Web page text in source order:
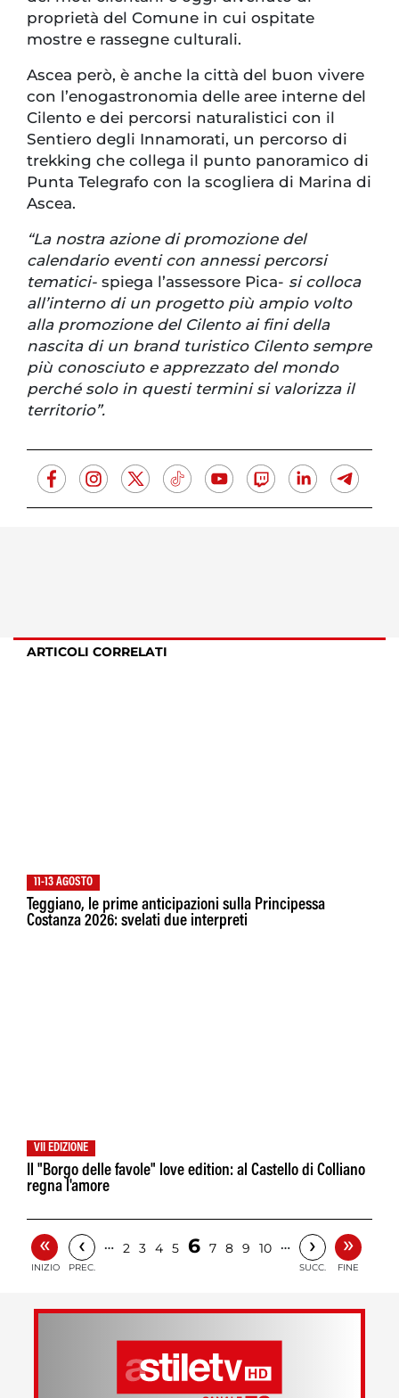
proprietà del Comune in cui ospitate
mostre e rassegne culturali.
Ascea però, è anche la città del buon vivere
con l’enogastronomia delle aree interne del
Cilento e dei percorsi naturalistici con il
Sentiero degli Innamorati, un percorso di
trekking che collega il punto panoramico di
Punta Telegrafo con la scogliera di Marina di
Ascea.
“La nostra azione di promozione del
calendario eventi con annessi percorsi
tematici- spiega l’assessore Pica- si colloca
all’interno di un progetto più ampio volto
alla promozione del Cilento ai fini della
nascita di un brand turistico Cilento sempre
più conosciuto e apprezzato del mondo
perché solo in questi termini si valorizza il
territorio”.
ARTICOLI CORRELATI
11-13 AGOSTO
Teggiano, le prime anticipazioni sulla Principessa
Costanza 2026: svelati due interpreti
VII EDIZIONE
Il "Borgo delle favole" love edition: al Castello di Colliano
regna l'amore
«
INIZIO
‹
PREC.
… 2 3 4 5 6 7 8 9 10 … ›
SUCC.
»
FINE